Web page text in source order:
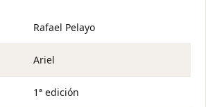
Rafael Pelayo
Ariel
1ª edición